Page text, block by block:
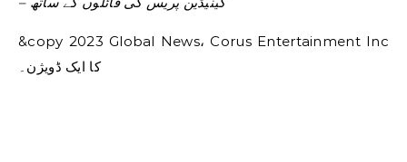
&copy 2023 Global News، Corus Entertainment Inc
کا ایک ڈویژن۔